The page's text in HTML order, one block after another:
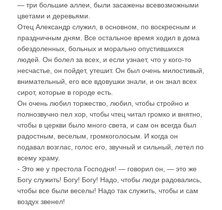
— три большие аллеи, были засажены всевозможными
цветами и деревьями.
Отец Александр служил, в основном, по воскресным и
праздничным дням. Все остальное время ходил в дома
обездоленных, больных и морально опустившихся
людей. Он болел за всех, и если узнает, что у кого-то
несчастье, он пойдет, утешит. Он был очень милостивый,
внимательный, его все вдовушки знали, и он знал всех
сирот, которые в городе есть.
Он очень любил торжество, любил, чтобы стройно и
полнозвучно пел хор, чтобы чтец читал громко и внятно,
чтобы в церкви было много света, и сам он всегда был
радостным, веселым, громкоголосым. И когда он
подавал возглас, голос его, звучный и сильный, летел по
всему храму.
- Это же у престола Господня! — говорил он, — это же
Богу служить! Богу! Богу! Надо, чтобы люди радовались,
чтобы все были веселы! Надо так служить, чтобы и сам
воздух звенел!